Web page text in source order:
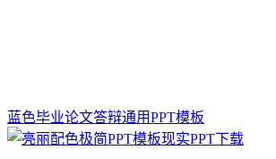
蓝色毕业论文答辩通用PPT模板